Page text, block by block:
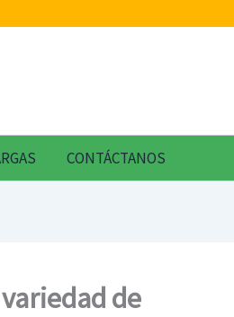
CONTÁCTANOS
de